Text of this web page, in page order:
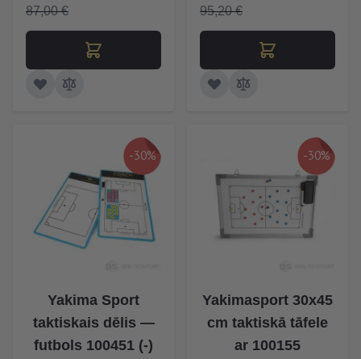
87,00 € 95,20 €
-30%
Yakima Sport
taktiskais dēlis —
futbols 100451 (-)
-30%
Yakimasport 30x45
cm taktiskā tāfele
ar 100155